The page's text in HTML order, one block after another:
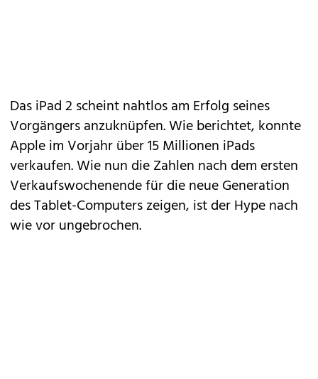
DasiPad 2 scheint nahtlos am Erfolg seines
Vorgängers anzuknüpfen. Wie berichtet, konnte
Apple im Vorjahr über 15 Millionen iPads
verkaufen. Wie nun die Zahlen nach demersten
Verkaufswochenendefür die neue Generation
des Tablet-Computers zeigen, ist der Hype nach
wie vor ungebrochen.